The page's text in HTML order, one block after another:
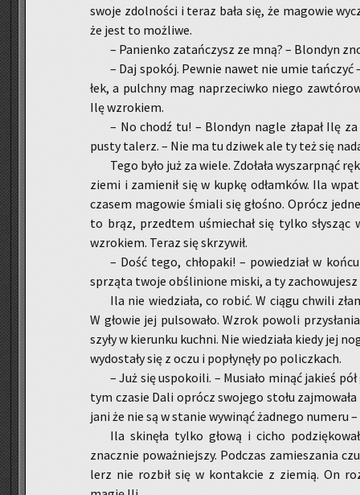
swoje zdol­no­ści i teraz bała się, że ma­go­wie
że jest to moż­li­we.
– Pa­nien­ko za­tań­czysz ze mną? – Blon­dyn
– Daj spo­kój. Pew­nie nawet nie umie
łek, a pulch­ny mag na­prze­ciw­ko niego
Ilę wzro­kiem.
– No chodź tu! – Blon­dyn nagle zła­pał Ilę
pusty ta­lerz. – Nie ma tu dzi­wek ale ty też się
Tego było już za wiele. Zdo­ła­ła wy­szarp­nąć
ziemi i za­mie­nił się w kupkę odłam­ków. Ila
cza­sem ma­go­wie śmia­li się gło­śno. Oprócz
to brąz, przed­tem uśmie­chał się tylko
wzro­kiem. Teraz się skrzy­wił.
– Dość tego, chło­pa­ki! – po­wie­dział w
sprzą­ta twoje ob­śli­nio­ne miski, a ty
Ila nie wie­dzia­ła, co robić. W ciągu chwi­li
W gło­wie jej pul­so­wa­ło. Wzrok po­wo­li
szy­ły w kie­run­ku kuch­ni. Nie wie­dzia­ła kiedy jej
wy­do­sta­ły się z oczu i po­pły­nę­ły po po­licz­kach.
– Już się uspo­ko­ili. – Mu­sia­ło minąć ja­kieś
tym cza­sie Dali oprócz swo­je­go stołu
ja­ni że nie są w sta­nie wy­wi­nąć żad­ne­go nu­me­ru –
Ila ski­nę­ła tylko głową i cicho
znacz­nie po­waż­niej­szy. Pod­czas za­mie­sza­nia
lerz nie roz­bił się w kon­tak­cie z zie­mią. On